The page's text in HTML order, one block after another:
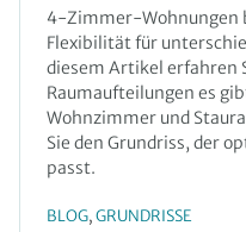
4-Zimmer-Wohnungen
Flexibilität für
diesem Artikel erfahren
Raumaufteilungen es
Wohnzimmer und
Sie den Grundriss, der
passt.
BLOG, GRUNDRISSE